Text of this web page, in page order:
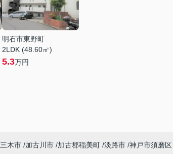
明石市東野町
2LDK (48.60㎡)
5.3万円
三木市 加古川市 加古郡稲美町 淡路市 神戸市須磨区